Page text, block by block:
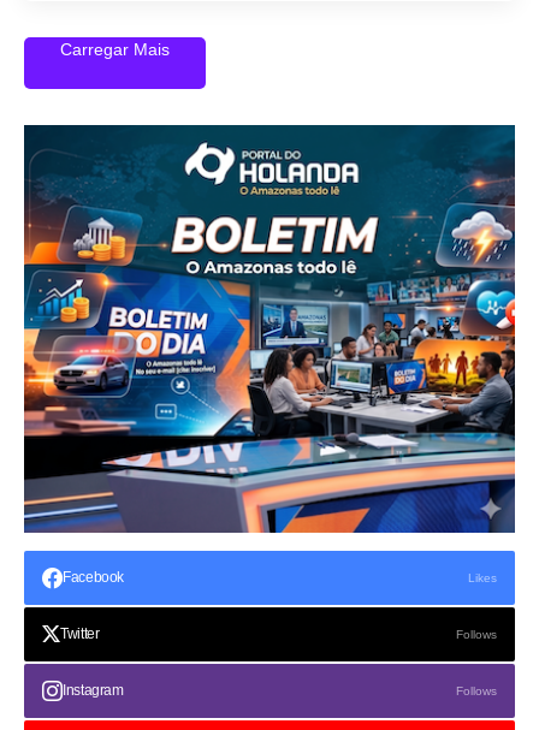
Carregar Mais
Facebook Likes
Twitter Follows
Instagram Follows